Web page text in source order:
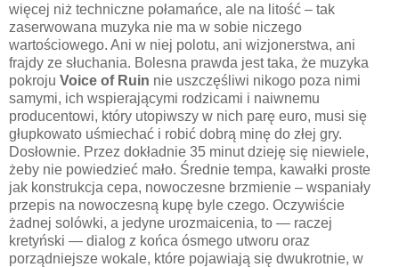
więcej niż techniczne połamańce, ale na litość – tak
zaserwowana muzyka nie ma w sobie niczego
wartościowego. Ani w niej polotu, ani wizjonerstwa, ani
frajdy ze słuchania. Bolesna prawda jest taka, że muzyka
pokroju Voice of Ruin nie uszczęśliwi nikogo poza nimi
samymi, ich wspierającymi rodzicami i naiwnemu
producentowi, który utopiwszy w nich parę euro, musi się
głupkowato uśmiechać i robić dobrą minę do złej gry.
Dosłownie. Przez dokładnie 35 minut dzieję się niewiele,
żeby nie powiedzieć mało. Średnie tempa, kawałki proste
jak konstrukcja cepa, nowoczesne brzmienie – wspaniały
przepis na nowoczesną kupę byle czego. Oczywiście
żadnej solówki, a jedyne urozmaicenia, to — raczej
kretyński — dialog z końca ósmego utworu oraz
porządniejsze wokale, które pojawiają się dwukrotnie, w